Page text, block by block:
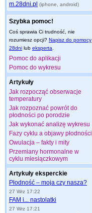
m.28dni.pl (iphone, android)
Szybka pomoc!
Coś sprawia Ci trudność, nie
rozumiesz opcji? Napisz do pomocy
28dni lub eksperta
Pomoc do aplikacji
Pomoc do wykresu
Artykuły
Jak rozpocząć obserwacje
temperatury
Jak rozpoznać powrót do
płodności po porodzie
Jak wykonać analizę wykresu
Fazy cyklu a objawy płodności
Owulacja – fakty i mity
Przemiany hormonalne w
cyklu miesiączkowym
Artykuły eksperckie
Płodność – moja czy nasza?
27 Wrz 17:22
FAM i... nastolatki
27 Wrz 17:21